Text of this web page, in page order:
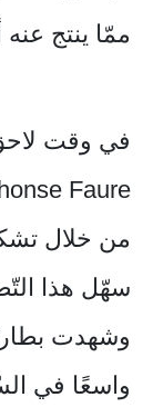
ممّا ينتج
من خلال
سهّل هذا
وشهدت
واسعًا في